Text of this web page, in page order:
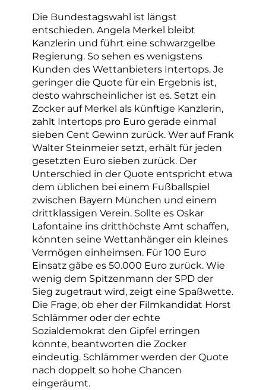
Die Bundestagswahl ist längst
entschieden. Angela Merkel bleibt
Kanzlerin und führt eine schwarzgelbe
Regierung. So sehen es wenigstens
Kunden des Wettanbieters Intertops. Je
geringer die Quote für ein Ergebnis ist,
desto wahrscheinlicher ist es. Setzt ein
Zocker auf Merkel als künftige Kanzlerin,
zahlt Intertops pro Euro gerade einmal
sieben Cent Gewinn zurück. Wer auf Frank
Walter Steinmeier setzt, erhält für jeden
gesetzten Euro sieben zurück. Der
Unterschied in der Quote entspricht etwa
dem üblichen bei einem Fußballspiel
zwischen Bayern München und einem
drittklassigen Verein. Sollte es Oskar
Lafontaine ins dritthöchste Amt schaffen,
könnten seine Wettanhänger ein kleines
Vermögen einheimsen. Für 100 Euro
Einsatz gäbe es 50.000 Euro zurück. Wie
wenig dem Spitzenmann der SPD der
Sieg zugetraut wird, zeigt eine Spaßwette.
Die Frage, ob eher der Filmkandidat Horst
Schlämmer oder der echte
Sozialdemokrat den Gipfel erringen
könnte, beantworten die Zocker
eindeutig. Schlämmer werden der Quote
nach doppelt so hohe Chancen
eingeräumt.